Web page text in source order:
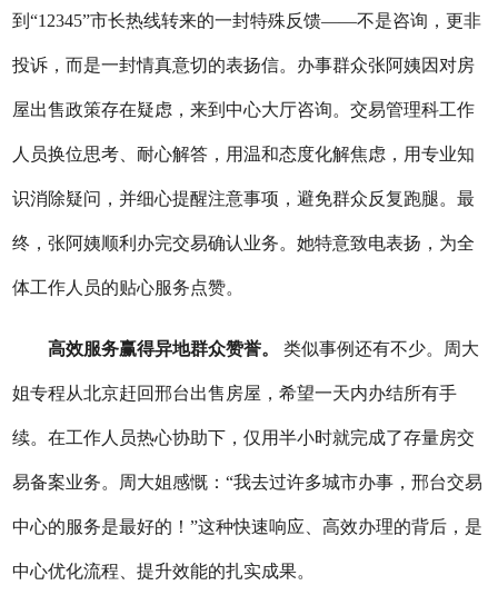
到“12345”市长热线转来的一封特殊反馈——不是咨询，更非
投诉，而是一封情真意切的表扬信。办事群众张阿姨因对房
屋出售政策存在疑虑，来到中心大厅咨询。交易管理科工作
人员换位思考、耐心解答，用温和态度化解焦虑，用专业知
识消除疑问，并细心提醒注意事项，避免群众反复跑腿。最
终，张阿姨顺利办完交易确认业务。她特意致电表扬，为全
体工作人员的贴心服务点赞。
高效服务赢得异地群众赞誉。 类似事例还有不少。周大
姐专程从北京赶回邢台出售房屋，希望一天内办结所有手
续。在工作人员热心协助下，仅用半小时就完成了存量房交
易备案业务。周大姐感慨：“我去过许多城市办事，邢台交易
中心的服务是最好的！”这种快速响应、高效办理的背后，是
中心优化流程、提升效能的扎实成果。